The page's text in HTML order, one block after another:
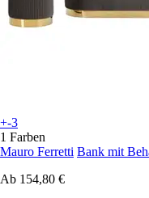
+-3
1 Farben
Mauro Ferretti Bank mit
Ab 154,80 €